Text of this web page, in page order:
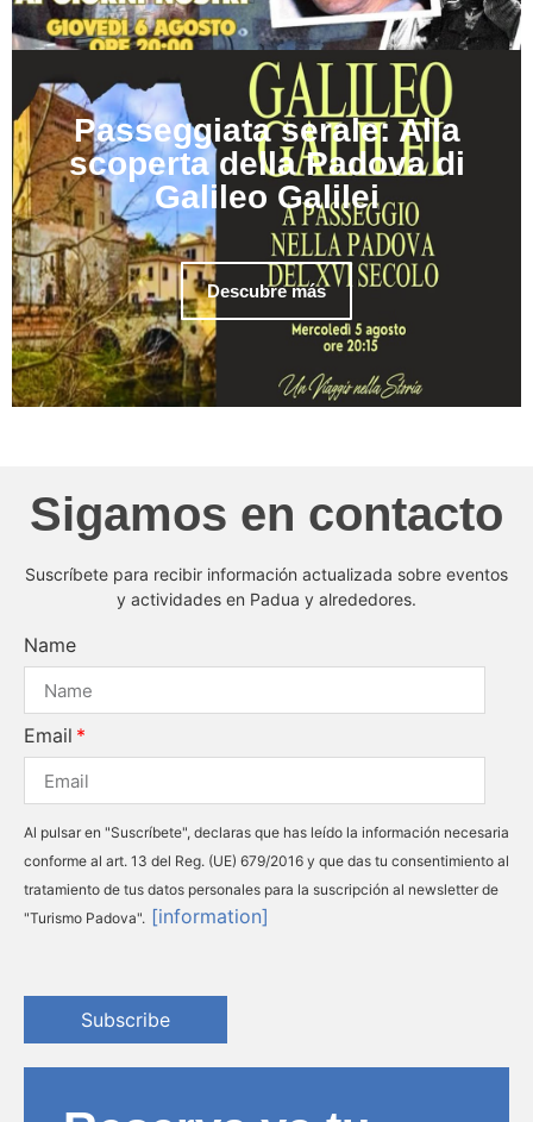
Passeggiata serale: Alla
scoperta della Padova di
Galileo Galilei
Descubre más
Sigamos en contacto
Suscríbete para recibir información actualizada sobre eventos
y actividades en Padua y alrededores.
Name
Email
Al pulsar en "Suscríbete", declaras que has leído la información necesaria
conforme al art. 13 del Reg. (UE) 679/2016 y que das tu consentimiento al
tratamiento de tus datos personales para la suscripción al newsletter de
"Turismo Padova". [information]
Subscribe